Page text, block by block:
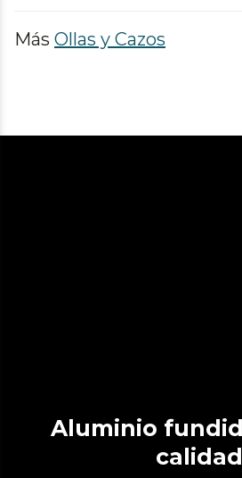
Más Ollas y Cazos
Aluminio fundido de alta
calidad